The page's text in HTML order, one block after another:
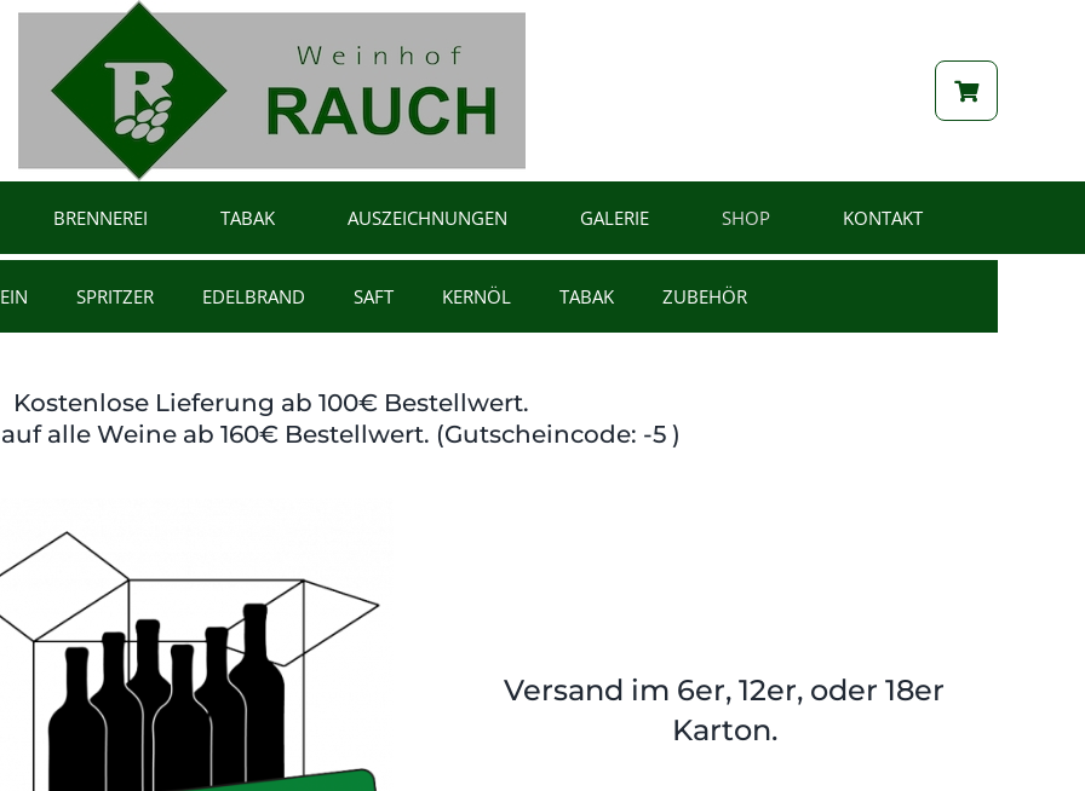
BRENNEREI TABAK AUSZEICHNUNGEN GALERIE SHOP KONTAKT
SPRITZER EDELBRAND SAFT KERNÖL TABAK ZUBEHÖR
Kostenlose Lieferung ab 100€ Bestellwert.
alle Weine ab 160€ Bestellwert. (Gutscheincode: -5 )
Versand im 6er, 12er, oder 18er
Karton.